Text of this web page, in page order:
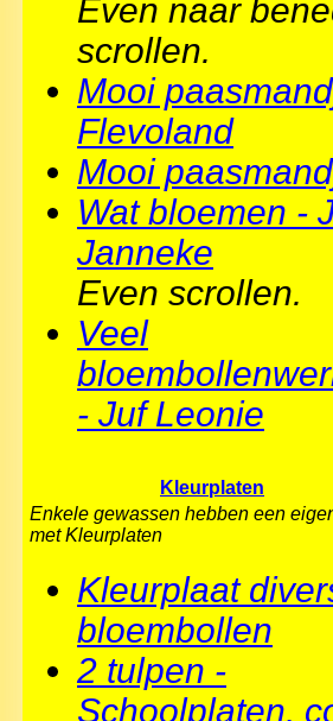
Even naar
scrollen.
Mooi
Flevoland
Mooi
Wat bloemen -
Janneke
Even scrollen.
Veel
- Juf Leonie
Kleurplaten
Enkele gewassen hebben een
met Kleurplaten
Kleurplaat
bloembollen
2 tulpen -
Schoolplaten.